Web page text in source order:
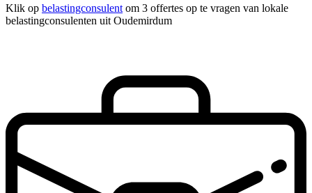
Klik op belastingconsulent om 3 offertes op te vragen van lokale
belastingconsulenten uit Oudemirdum